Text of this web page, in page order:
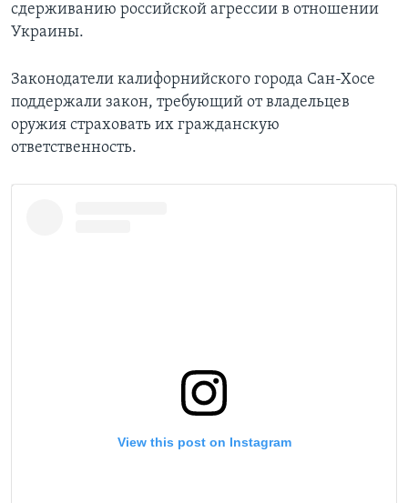
сдерживанию российской агрессии в отношении
Украины.
Законодатели калифорнийского города Сан-Хосе
поддержали закон, требующий от владельцев
оружия страховать их гражданскую
ответственность.